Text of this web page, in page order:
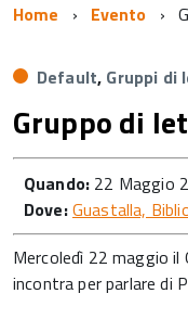
Home Evento
Default, Gruppi di
Gruppo di
Quando: 22 Maggio
Dove:Guastalla,
Mercoledì 22 maggio il
incontra per parlare di